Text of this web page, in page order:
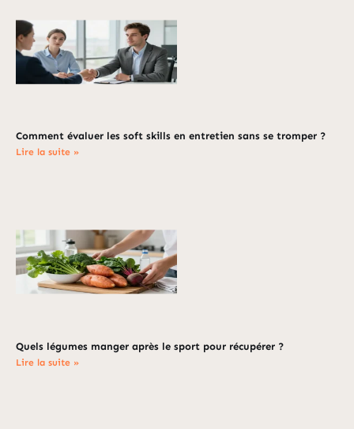
Comment évaluer les soft skills en entretien sans se tromper ?
Lire la suite »
Quels légumes manger après le sport pour récupérer ?
Lire la suite »